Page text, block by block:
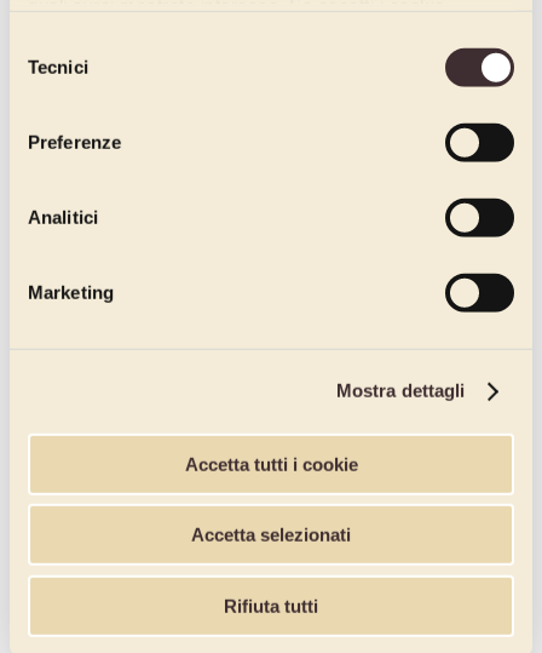
delTecnici
Preferenze
Analitici
Marketing
Mostra dettagli
Accetta tutti i cookie
Accetta selezionati
Rifiuta tutti